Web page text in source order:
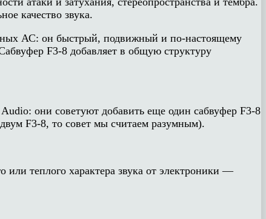
качество звука.
АС: он быстрый, подвижный и по-настоящему
F3-8 добавляет в общую структуру
они советуют добавить еще один сабвуфер F3-8
F3-8, то совет мы считаем разумным).
или теплого характера звука от электроники —